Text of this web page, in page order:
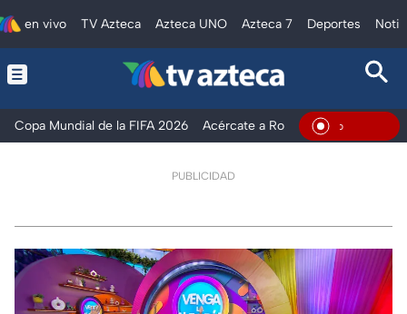
en vivo TV Azteca Azteca UNO Azteca 7 Deportes
Copa Mundial de la FIFA 2026 Acércate a Rocío VentaneandoEn Vivo
PUBLICIDAD